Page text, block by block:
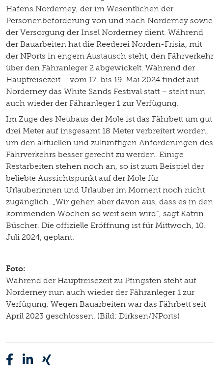
Hafens Norderney, der im Wesentlichen der
Personenbeförderung von und nach Norderney sowie
der Versorgung der Insel Norderney dient. Während
der Bauarbeiten hat die Reederei Norden-Frisia, mit
der NPorts in engem Austausch steht, den Fährverkehr
über den Fähranleger 2 abgewickelt. Während der
Hauptreisezeit – vom 17. bis 19. Mai 2024 findet auf
Norderney das White Sands Festival statt – steht nun
auch wieder der Fähranleger 1 zur Verfügung.
Im Zuge des Neubaus der Mole ist das Fährbett um gut
drei Meter auf insgesamt 18 Meter verbreitert worden,
um den aktuellen und zukünftigen Anforderungen des
Fährverkehrs besser gerecht zu werden. Einige
Restarbeiten stehen noch an, so ist zum Beispiel der
beliebte Aussichtspunkt auf der Mole für
Urlauberinnen und Urlauber im Moment noch nicht
zugänglich. „Wir gehen aber davon aus, dass es in den
kommenden Wochen so weit sein wird“, sagt Katrin
Büscher. Die offizielle Eröffnung ist für Mittwoch, 10.
Juli 2024, geplant.
Foto:
Während der Hauptreisezeit zu Pfingsten steht auf
Norderney nun auch wieder der Fähranleger 1 zur
Verfügung. Wegen Bauarbeiten war das Fährbett seit
April 2023 geschlossen. (Bild: Dirksen/NPorts)